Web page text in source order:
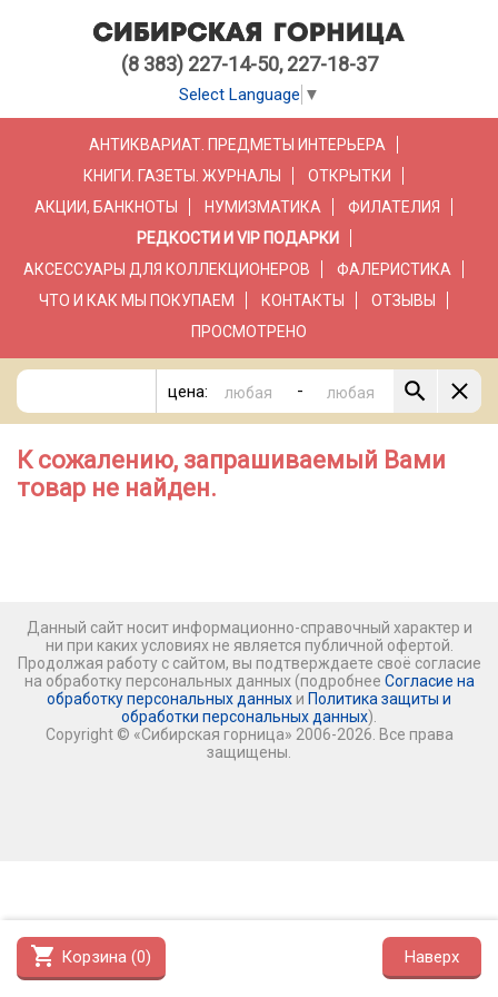
(8 383) 227-14-50, 227-18-37
Select Language ▼
АНТИКВАРИАТ. ПРЕДМЕТЫ ИНТЕРЬЕРА
КНИГИ. ГАЗЕТЫ. ЖУРНАЛЫ
ОТКРЫТКИ
АКЦИИ, БАНКНОТЫ
НУМИЗМАТИКА
ФИЛАТЕЛИЯ
РЕДКОСТИ И VIP ПОДАРКИ
АКСЕССУАРЫ ДЛЯ КОЛЛЕКЦИОНЕРОВ
ФАЛЕРИСТИКА
ЧТО И КАК МЫ ПОКУПАЕМ
КОНТАКТЫ
ОТЗЫВЫ
ПРОСМОТРЕНО
цена: -
shopping_cart Корзина (0) Наверх
К сожалению, запрашиваемый Вами
товар не найден.
Данный сайт носит информационно-справочный характер и
ни при каких условиях не является публичной офертой.
Продолжая работу с сайтом, вы подтверждаете своё согласие
на обработку персональных данных (подробнее Согласие на
обработку персональных данных и Политика защиты и
обработки персональных данных).
Copyright © «Сибирская горница» 2006-2026. Все права
защищены.